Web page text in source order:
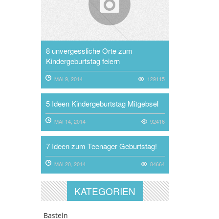
8 unvergessliche Orte zum
Kindergeburtstag feiern
MAI 9, 2014 129115
5 Ideen Kindergeburtstag Mitgebsel
MAI 14, 2014 92416
7 Ideen zum Teenager Geburtstag!
MAI 20, 2014 84664
KATEGORIEN
Basteln